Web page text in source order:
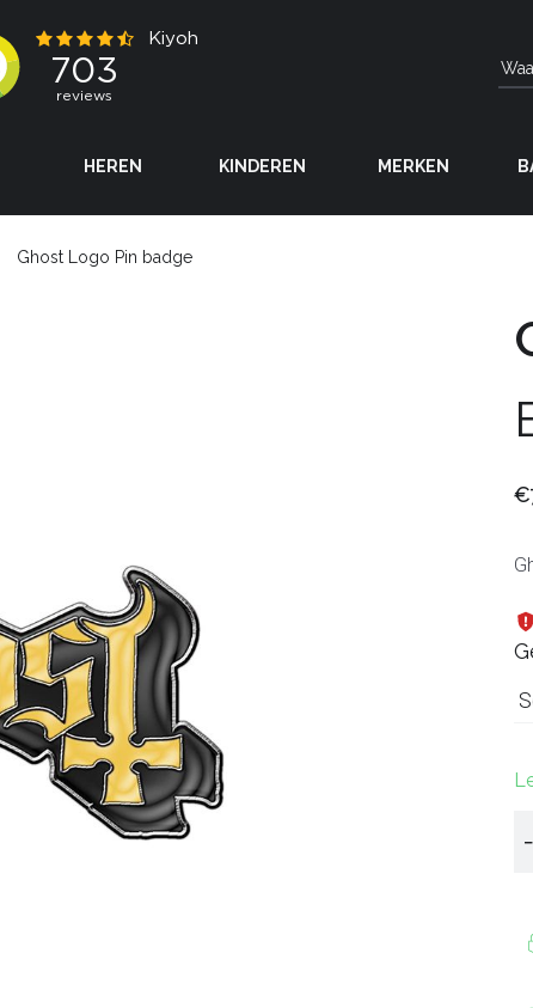
HEREN KINDEREN MERKEN
Ghost Logo Pin badge
−